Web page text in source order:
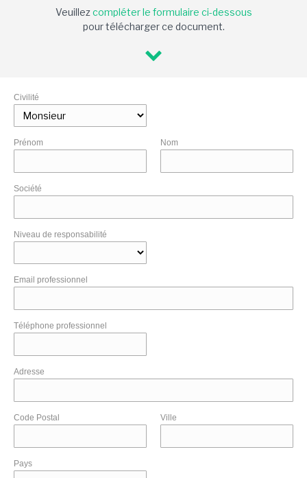
Veuillezcompléter le formulaire ci-dessous
pour télécharger ce document.
Civilité
Prénom Nom
Société
Niveau de responsabilité
Email professionnel
Téléphone professionnel
Adresse
Code Postal Ville
Pays